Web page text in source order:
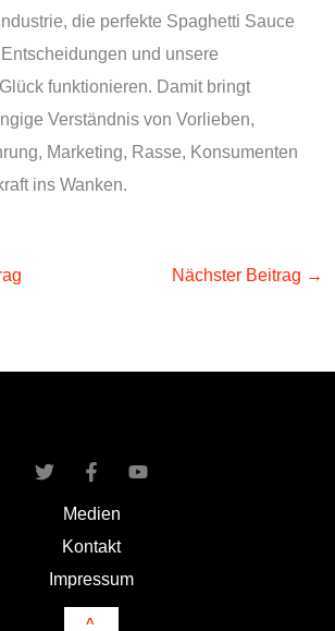
die perfekte Spaghetti Sauce
und unsere
funktionieren. Damit bringt
Verständnis von Vorlieben,
Marketing, Rasse, Konsumenten
ins Wanken.
Nächster Beitrag →
Medien
Kontakt
Impressum
^